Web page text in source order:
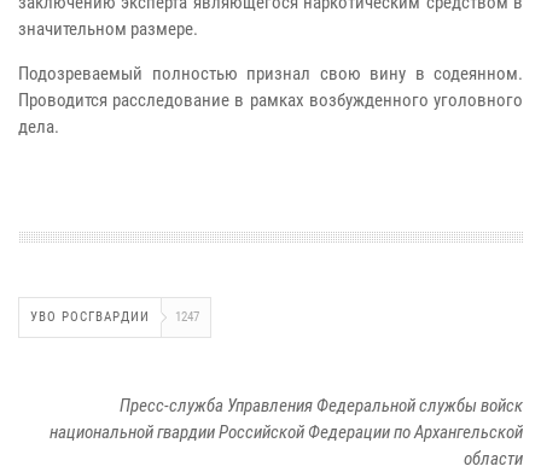
значительном размере.
Подозреваемый полностью признал свою вину в содеянном.
Проводится расследование в рамках возбужденного уголовного
дела.
УВО РОСГВАРДИИ 1247
Пресс-служба Управления Федеральной службы войск
национальной гвардии Российской Федерации по Архангельской
области